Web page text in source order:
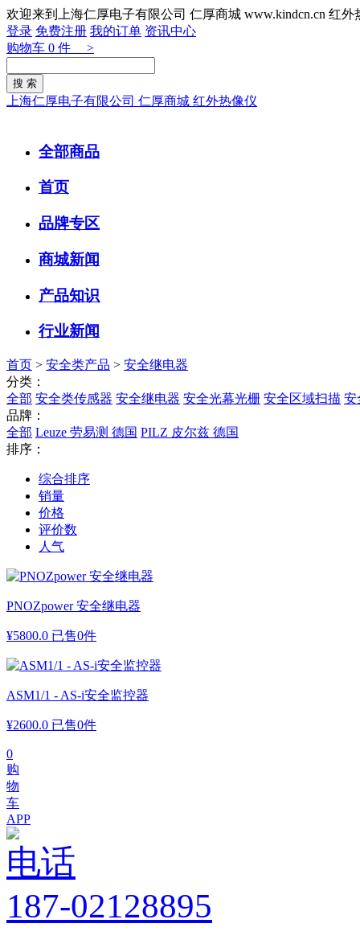
欢迎来到上海仁厚电子有限公司 仁厚商城 www.kindcn.cn 红
登录 免费注册 我的订单 资讯中心
购物车 0 件 >
上海仁厚电子有限公司 仁厚商城 红外热像仪
全部商品
首页
品牌专区
商城新闻
产品知识
行业新闻
首页 > 安全类产品 > 安全继电器
分类：
全部 安全类传感器 安全继电器 安全光幕光栅 安全区域扫描 安
品牌：
全部 Leuze 劳易测 德国 PILZ 皮尔兹 德国
排序：
综合排序
销量
价格
评价数
人气
PNOZpower 安全继电器
¥5800.0 已售0件
ASM1/1 - AS-i安全监控器
¥2600.0 已售0件
0
购
物
车
APP
电话
187-02128895